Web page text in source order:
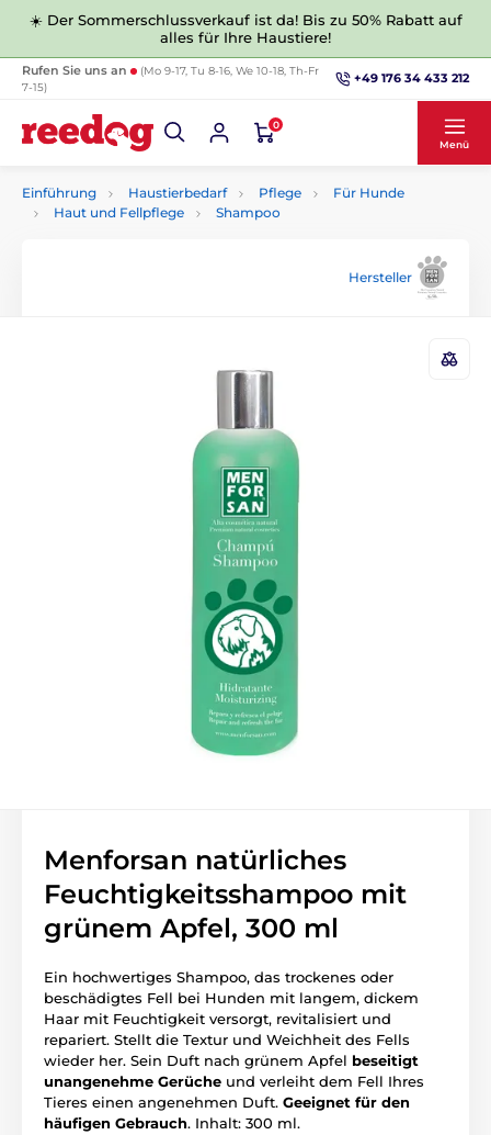
☀️ Der Sommerschlussverkauf ist da! Bis zu 50% Rabatt auf
alles für Ihre Haustiere!
Rufen Sie uns an
(Mo 9-17, Tu 8-16, We 10-18, Th-Fr
7-15)
+49 176 34 433 212
0
Menü
Einführung Haustierbedarf Pflege
Für Hunde
Haut und Fellpflege
Shampoo
Hersteller
Menforsan natürliches
Feuchtigkeitsshampoo mit
grünem Apfel, 300 ml
Ein hochwertiges Shampoo, das trockenes oder
beschädigtes Fell bei Hunden mit langem, dickem
Haar mit Feuchtigkeit versorgt, revitalisiert und
repariert. Stellt die Textur und Weichheit des Fells
wieder her. Sein Duft nach grünem Apfel beseitigt
unangenehme Gerüche und verleiht dem Fell Ihres
Tieres einen angenehmen Duft. Geeignet für den
häufigen Gebrauch. Inhalt: 300 ml.